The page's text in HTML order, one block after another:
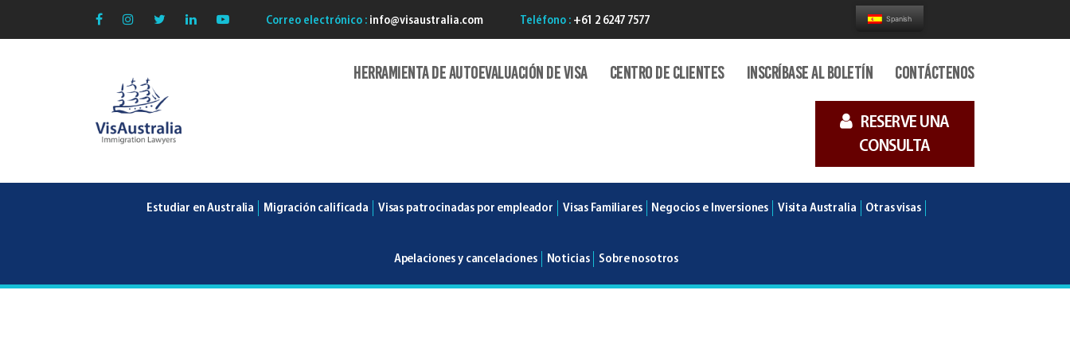
Correo electrónico :info@visaustralia.com Teléfono :+61 2 6247 7577
Herramienta de autoevaluación de Visa Centro de clientes Inscríbase al boletín Contáctenos
RESERVE UNA
CONSULTA
Estudiar en Australia Migración calificada Visas patrocinadas por empleador Visas Familiares Negocios e Inversiones Visita Australia Otras visas
Apelaciones y cancelaciones Noticias Sobre nosotros
Spanish